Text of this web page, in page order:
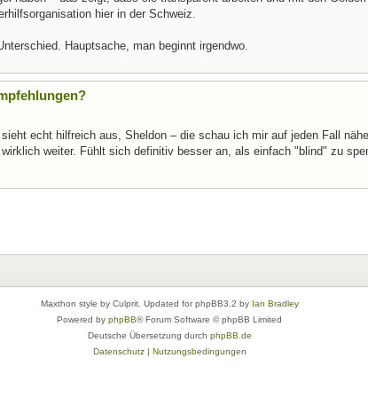
hier in der Schweiz.
Hauptsache, man beginnt irgendwo.
echt hilfreich aus, Sheldon – die schau ich mir auf jeden Fall
weiter. Fühlt sich definitiv besser an, als einfach "blind" zu
Maxthon style by Culprit. Updated for phpBB3.2 by Ian Bradley
Powered by phpBB® Forum Software © phpBB Limited
Deutsche Übersetzung durch phpBB.de
Datenschutz| Nutzungsbedingungen